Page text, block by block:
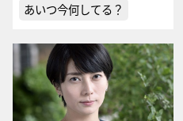
あいつ今何してる？